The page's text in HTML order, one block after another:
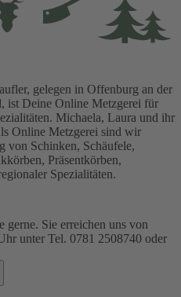
gelegen in Offenburg an der
ist Deine Online Metzgerei für
Michaela, Laura und ihr
Online Metzgerei sind wir
von Schinken, Schäufele,
Präsentkörben,
Spezialitäten.
Sie erreichen uns von
unter Tel. 0781 2508740 oder